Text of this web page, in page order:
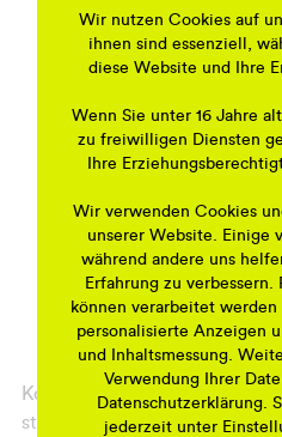
08:30 Uhr
: Begrüßung
Anschließend erledigen
den Einkauf, während die
Tischdecken wird sich
10:00 Uhr:
11:30 Uhr: Austausch &
Nach dem Frühstück
lockeren Gesprächen
13:00 Uhr: Aufräumen
13:30 Uhr
: Ende der
Kommen Sie vorbei und
stärker und lebendiger zu
Wir nutzen Cookies auf
ihnen sind essenziell,
diese Website und Ihre
Wenn Sie unter 16 Jahre
zu freiwilligen Diensten
Ihre
Wir verwenden Cookies
unserer Website. Einige
während andere uns
Erfahrung zu verbessern.
können verarbeitet werden
personalisierte Anzeigen
und Inhaltsmessung.
Verwendung Ihrer
Datenschutzerklärung.
jederzeit unter